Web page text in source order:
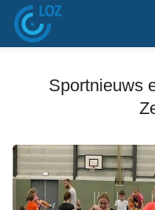
Sportnieuws